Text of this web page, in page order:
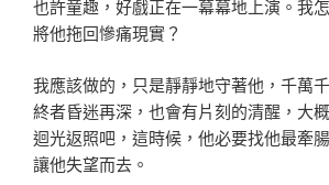
也許童趣，好戲正在一幕幕地上演。我
將他拖回慘痛現實？
我應該做的，只是靜靜地守著他，千萬
終者昏迷再深，也會有片刻的清醒，大
迴光返照吧，這時候，他必要找他最牽
讓他失望而去。